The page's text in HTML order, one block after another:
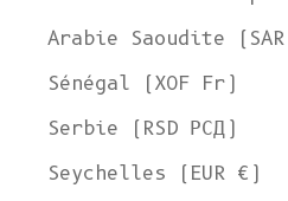
Sénégal (XOF Fr)
Serbie (RSD РСД)
Seychelles (EUR €)